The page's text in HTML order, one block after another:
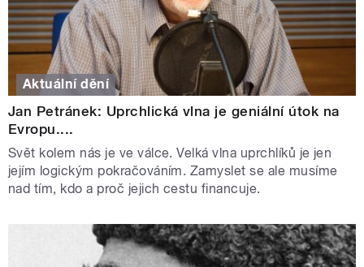
Aktuální dění
Jan Petránek: Uprchlická vlna je geniální útok na
Evropu....
Svět kolem nás je ve válce. Velká vlna uprchlíků je jen
jejím logickým pokračováním. Zamyslet se ale musíme
nad tím, kdo a proč jejich cestu financuje.